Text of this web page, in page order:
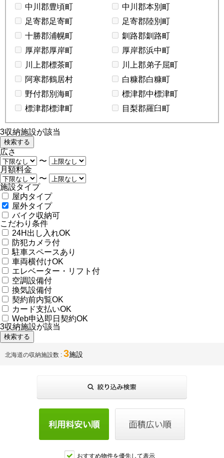
中川郡豊頃町
中川郡本別町
足寄郡足寄町
足寄郡陸別町
十勝郡浦幌町
釧路郡釧路町
厚岸郡厚岸町
厚岸郡浜中町
川上郡標茶町
川上郡弟子屈町
阿寒郡鶴居村
白糠郡白糠町
野付郡別海町
標津郡中標津町
標津郡標津町
目梨郡羅臼町
3収納施設が該当
広さ
〜
月額料金
〜
施設タイプ
屋内タイプ
屋外タイプ
バイク収納可
こだわり条件
24H出し入れOK
防犯カメラ付
駐車スペースあり
車両横付けOK
エレベーター・リフト付
空調設備付
換気設備付
契約前内覧OK
カード支払いOK
Web申込即日契約OK
3収納施設が該当
北海道の収納施設数 3施設
おすすめ物件を優先して表示